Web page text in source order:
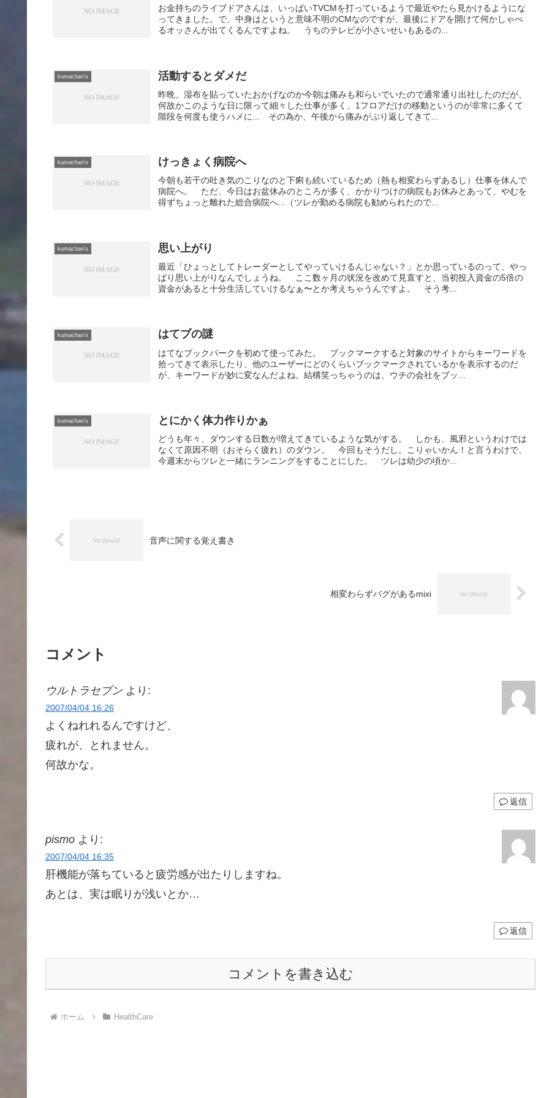
お金持ちのライブドアさんは、いっぱいTVCMを打っているようで最近やたら見かけるようにな
ってきました。で、中身はというと意味不明のCMなのですが、最後にドアを開けて何かしゃべ
るオッさんが出てくるんですよね。 うちのテレビが小さいせいもあるの...
kumachan's 活動するとダメだ
昨晩、湿布を貼っていたおかげなのか今朝は痛みも和らいでいたので通常通り出社したのだが、
何故かこのような日に限って細々した仕事が多く、1フロアだけの移動というのが非常に多くて
階段を何度も使うハメに... その為か、午後から痛みがぶり返してきて...
kumachan's けっきょく病院へ
今朝も若干の吐き気のこりなのと下痢も続いているため（熱も相変わらずあるし）仕事を休んで
病院へ。 ただ、今日はお盆休みのところが多く、かかりつけの病院もお休みとあって、やむを
得ずちょっと離れた総合病院へ...（ツレが勤める病院も勧められたので...
kumachan's 思い上がり
最近「ひょっとしてトレーダーとしてやっていけるんじゃない？」とか思っているのって、やっ
ぱり思い上がりなんでしょうね。 ここ数ヶ月の状況を改めて見直すと、当初投入資金の5倍の
資金があると十分生活していけるなぁ〜とか考えちゃうんですよ。 そう考...
kumachan's はてブの謎
はてなブックパークを初めて使ってみた。 ブックマークすると対象のサイトからキーワードを
拾ってきて表示したり、他のユーザーにどのくらいブックマークされているかを表示するのだ
が、キーワードが妙に変なんだよね。結構笑っちゃうのは、ウチの会社をブッ...
kumachan's とにかく体力作りかぁ
どうも年々、ダウンする日数が増えてきているような気がする。 しかも、風邪というわけでは
なくて原因不明（おそらく疲れ）のダウン。 今回もそうだし。こりゃいかん！と言うわけで、
今週末からツレと一緒にランニングをすることにした。 ツレは幼少の頃か...
音声に関する覚え書き
相変わらずバグがあるmixi
コメント
ウルトラセブン より:
2007/04/04 16:26
よくねれれるんですけど、
疲れが、とれません。
何故かな。
返信
pismo より:
2007/04/04 16:35
肝機能が落ちていると疲労感が出たりしますね。
あとは、実は眠りが浅いとか…
返信
コメントを書き込む
ホーム HealthCare